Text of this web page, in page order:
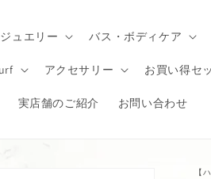
ュエリー バス・ボディケア
アクセサリー お買い得セ
実店舗のご紹介 お問い合わせ
【